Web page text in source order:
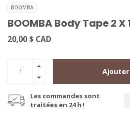
BOOMBA
BOOMBA Body Tape 2 X
20,00 $ CAD
Les commandes sont
traitées en 24 h !